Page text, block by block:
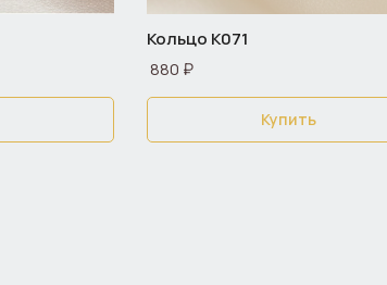
Кольцо К071
880 ₽
Купить